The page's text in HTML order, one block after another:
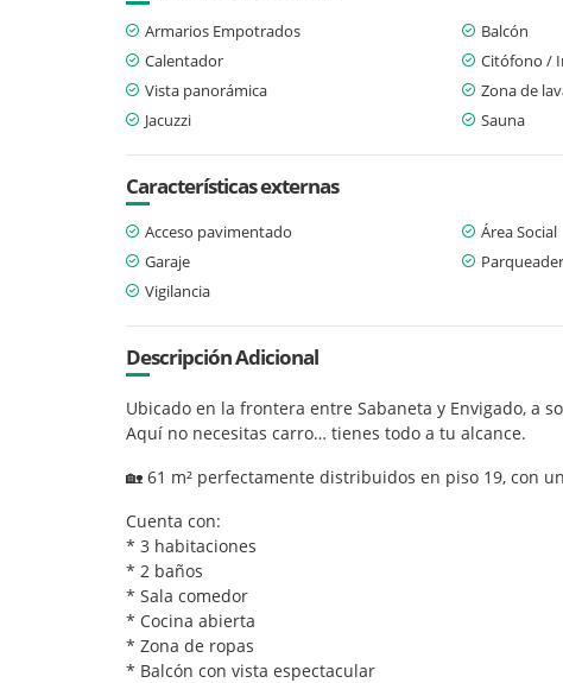
Armarios Empotrados Balcón
Calentador
Citófono /
Vista panorámica
Zona de
Jacuzzi
Sauna
Características externas
Acceso pavimentado Área Social
Garaje
Vigilancia
Descripción Adicional
Ubicado en la frontera entre Sabaneta y Envigado, a
Aquí no necesitas carro… tienes todo a tu alcance.
🏡 61 m² perfectamente distribuidos en piso 19, con
Cuenta con:
* 3 habitaciones
* 2 baños
* Sala comedor
* Cocina abierta
* Zona de ropas
* Balcón con vista espectacular